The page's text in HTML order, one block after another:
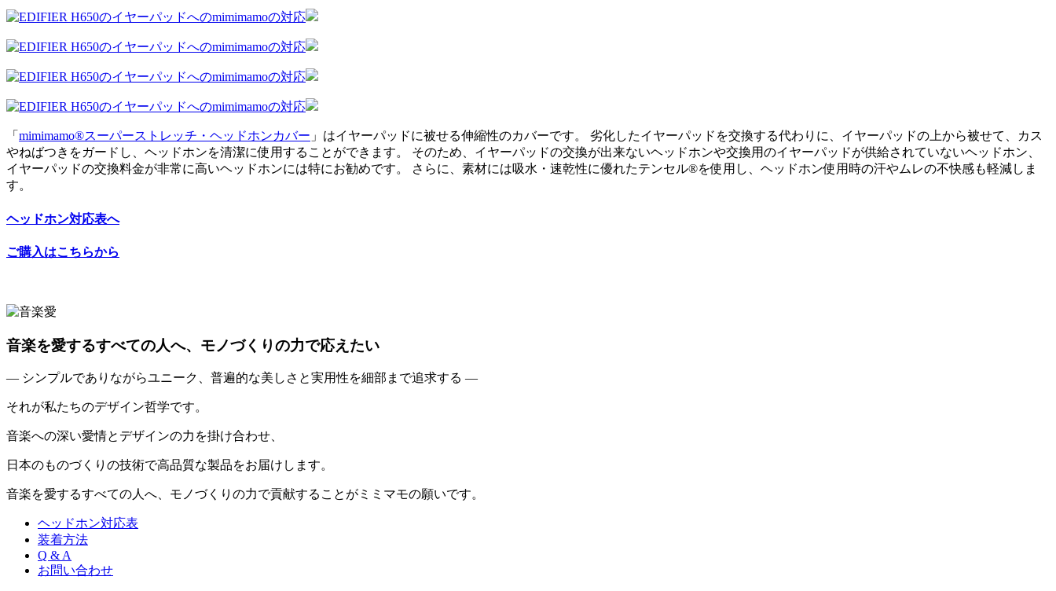
「 mimimamo®スーパーストレッチ・ヘッドホンカバー 」はイヤーパッドに被せる伸縮性のカバーです。 劣化したイヤーパッドを交換する代わりに、イヤーパッドの上から被せて、カス
やねばつきをガードし、ヘッドホンを清潔に使用することができます。 そのため、イヤーパッドの交換が出来ないヘッドホンや交換用のイヤーパッドが供給されていないヘッドホン、
イヤーパッドの交換料金が非常に高いヘッドホンには特にお勧めです。 さらに、素材には吸水・速乾性に優れたテンセル®を使用し、ヘッドホン使用時の汗やムレの不快感も軽減しま
す。
ヘッドホン対応表へ
ご購入はこちらから
音楽を愛するすべての人へ、モノづくりの力で応えたい
— シンプルでありながらユニーク、普遍的な美しさと実用性を細部まで追求する —
それが私たちのデザイン哲学です。
音楽への深い愛情とデザインの力を掛け合わせ、
日本のものづくりの技術で高品質な製品をお届けします。
音楽を愛するすべての人へ、モノづくりの力で貢献することがミミマモの願いです。
ヘッドホン対応表
装着方法
Q & A
お問い合わせ